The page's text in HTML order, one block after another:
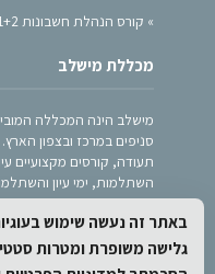
» קורס הנהלת חשבונות 1+2
מכללת מישלב
מישלב הינה המכללה
סניפים במרכז ובצפון
תעודה, קורסים מקצועיים
השתלמות, ימי עיון
הצהרת נגישות
מדיניות פרטיות
באתר זה נעשה שימוש
גלישה משופרת ומטרות